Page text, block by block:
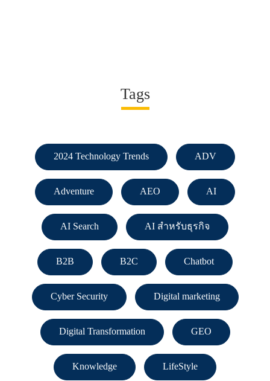
Tags
2024 Technology Trends ADV
Adventure AEO AI
AI Search AI สำหรับธุรกิจ
B2B B2C Chatbot
Cyber Security Digital marketing
Digital Transformation GEO
Knowledge LifeStyle